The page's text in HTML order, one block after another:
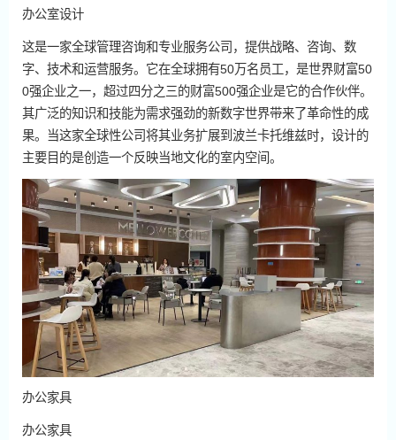
办公室设计
这是一家全球管理咨询和专业服务公司，提供战略、咨询、数
字、技术和运营服务。它在全球拥有50万名员工，是世界财富50
0强企业之一，超过四分之三的财富500强企业是它的合作伙伴。
其广泛的知识和技能为需求强劲的新数字世界带来了革命性的成
果。当这家全球性公司将其业务扩展到波兰卡托维兹时，设计的
主要目的是创造一个反映当地文化的室内空间。
办公家具
办公家具